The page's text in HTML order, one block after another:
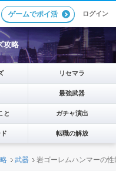
ゲームでポイ活 ログイン
攻略
リセマラ
最強武器
と ガチャ演出
転職の解放
武器 岩ゴーレムハンマーの性